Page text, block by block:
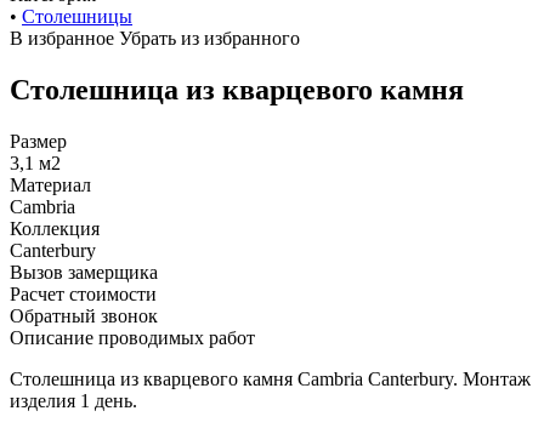
• Столешницы
В избранное Убрать из избранного
Столешница из кварцевого камня
Размер
3,1 м2
Материал
Cambria
Коллекция
Canterbury
Вызов замерщика
Расчет стоимости
Обратный звонок
Описание проводимых работ
Столешница из кварцевого камня Cambria Canterbury. Монтаж
изделия 1 день.